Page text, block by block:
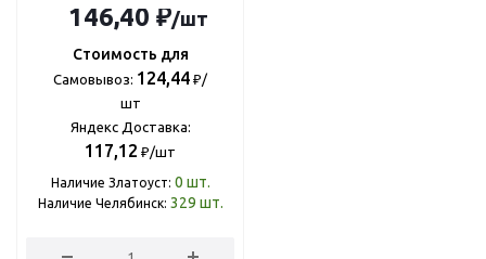
146,40 ₽/шт
Стоимость для
Самовывоз: 124,44 ₽/
шт
Яндекс Доставка:
117,12 ₽/шт
Наличие Златоуст: 0 шт.
Наличие Челябинск: 329 шт.